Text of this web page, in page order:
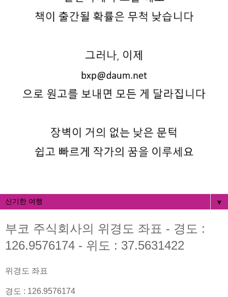
▼
부코 주식회사의 위경도 좌표 - 경도 :
126.9576174 - 위도 : 37.5631422
위경도 좌표
경도 : 126.9576174